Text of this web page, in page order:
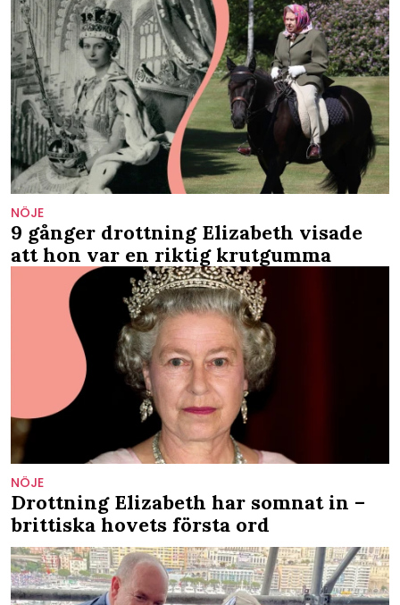
NÖJE
9 gånger drottning Elizabeth visade
att hon var en riktig krutgumma
NÖJE
Drottning Elizabeth har somnat in –
brittiska hovets första ord